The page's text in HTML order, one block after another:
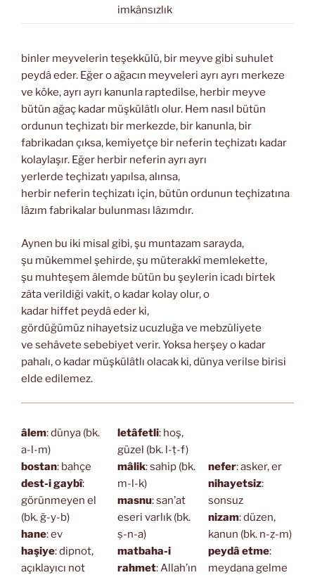
imkânsızlık
binler meyvelerin teşekkülü, bir meyve gibi suhulet
peydâ eder. Eğer o ağacın meyveleri ayrı ayrı merkeze
ve köke, ayrı ayrı kanunla raptedilse, herbir meyve
bütün ağaç kadar müşkülâtlı olur. Hem nasıl bütün
ordunun teçhizatı bir merkezde, bir kanunla, bir
fabrikadan çıksa, kemiyetçe bir neferin teçhizatı kadar
kolaylaşır. Eğer herbir neferin ayrı ayrı
yerlerde teçhizatı yapılsa, alınsa,
herbir neferin teçhizatı için, bütün ordunun teçhizatına
lâzım fabrikalar bulunması lâzımdır.
Aynen bu iki misal gibi, şu muntazam sarayda,
şu mükemmel şehirde, şu müterakkî memlekette,
şu muhteşem âlemde bütün bu şeylerin icadı birtek
zâta verildiği vakit, o kadar kolay olur, o
kadar hiffet peydâ eder ki,
gördüğümüz nihayetsiz ucuzluğa ve mebzûliyete
ve sehâvete sebebiyet verir. Yoksa herşey o kadar
pahalı, o kadar müşkülâtlı olacak ki, dünya verilse birisi
elde edilemez.
âlem: dünya (bk.
a-l-m)
bostan: bahçe
dest-i gaybî:
görünmeyen el
(bk. ğ-y-b)
hane: ev
haşiye: dipnot,
açıklayıcı not
letâfetli: hoş,
güzel (bk. l-ṭ-f)
mâlik: sahip (bk.
m-l-k)
masnu: san’at
eseri varlık (bk.
ṣ-n-a)
matbaha-i
rahmet: Allah’ın
nefer: asker, er
nihayetsiz:
sonsuz
nizam: düzen,
kanun (bk. n-ẓ-m)
peydâ etme:
meydana gelme